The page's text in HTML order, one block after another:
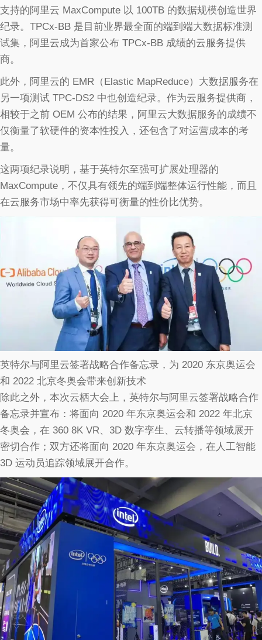
支持的阿里云 MaxCompute 以 100TB 的数据规模创造世界
纪录。TPCx-BB 是目前业界最全面的端到端大数据标准测
试集，阿里云成为首家公布 TPCx-BB 成绩的云服务提供
商。
此外，阿里云的 EMR（Elastic MapReduce）大数据服务在
另一项测试 TPC-DS2 中也创造纪录。作为云服务提供商，
相较于之前 OEM 公布的结果，阿里云大数据服务的成绩不
仅衡量了软硬件的资本性投入，还包含了对运营成本的考
量。
这两项纪录说明，基于英特尔至强可扩展处理器的
MaxCompute，不仅具有领先的端到端整体运行性能，而且
在云服务市场中率先获得可衡量的性价比优势。
英特尔与阿里云签署战略合作备忘录，为 2020 东京奥运会
和 2022 北京冬奥会带来创新技术
除此之外，本次云栖大会上，英特尔与阿里云签署战略合作
备忘录并宣布：将面向 2020 年东京奥运会和 2022 年北京
冬奥会，在 360 8K VR、3D 数字孪生、云转播等领域展开
密切合作；双方还将面向 2020 年东京奥运会，在人工智能
3D 运动员追踪领域展开合作。